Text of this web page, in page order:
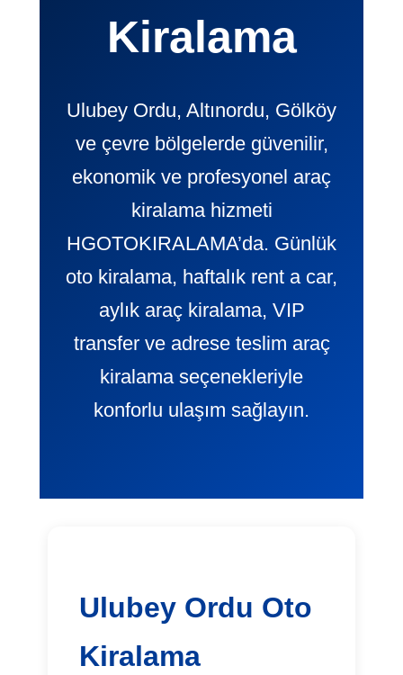
Kiralama
Ulubey Ordu, Altınordu, Gölköy
ve çevre bölgelerde güvenilir,
ekonomik ve profesyonel araç
kiralama hizmeti
HGOTOKIRALAMA’da. Günlük
oto kiralama, haftalık rent a car,
aylık araç kiralama, VIP
transfer ve adrese teslim araç
kiralama seçenekleriyle
konforlu ulaşım sağlayın.
Ulubey Ordu Oto
Kiralama